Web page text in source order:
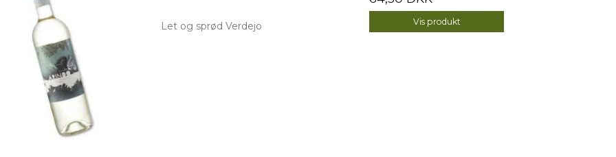
Let og sprød Verdejo Vis produkt